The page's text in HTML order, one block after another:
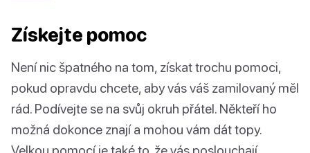
Získejte pomoc
Není nic špatného na tom, získat trochu pomoci,
pokud opravdu chcete, aby vás váš zamilovaný měl
rád. Podívejte se na svůj okruh přátel. Někteří ho
možná dokonce znají a mohou vám dát topy.